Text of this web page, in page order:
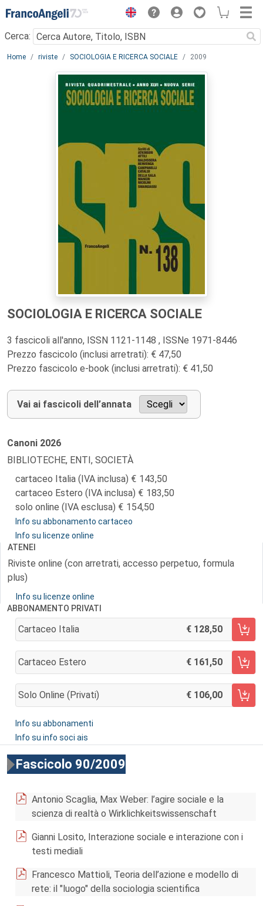
Menu
Cerca:
Main content
Home riviste SOCIOLOGIA E RICERCA SOCIALE 2009
SOCIOLOGIA E RICERCA SOCIALE
3 fascicoli all'anno, ISSN 1121-1148 , ISSNe 1971-8446
Prezzo fascicolo (inclusi arretrati): € 47,50
Prezzo fascicolo e-book (inclusi arretrati): € 41,50
Vai ai fascicoli dell’annata
Canoni 2026
BIBLIOTECHE, ENTI, SOCIETÀ
cartaceo Italia (IVA inclusa)
143,50
cartaceo Estero (IVA inclusa)
183,50
solo online (IVA esclusa)
154,50
Info su abbonamento cartaceo
Info su licenze online
ATENEI
Riviste online (con arretrati, accesso perpetuo, formula
plus)
Info su licenze online
ABBONAMENTO PRIVATI
Cartaceo Italia 128,50
AGGIUNGI AL CARRELLO
Cartaceo Estero 161,50
AGGIUNGI AL CARRELLO
Solo Online (privati) 106,00
AGGIUNGI AL CARRELLO
Info su abbonamenti
Info su info soci ais
Fascicolo 90/2009
Antonio Scaglia, Max Weber: l’agire sociale e la
scienza di realtà o Wirklichkeitswissenschaft
Gianni Losito, Interazione sociale e interazione con i
testi mediali
Francesco Mattioli, Teoria dell’azione e modello di
rete: il "luogo" della sociologia scientifica